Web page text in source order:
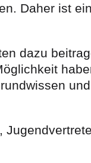
Daher ist
dazu